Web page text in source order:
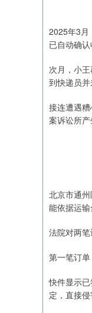
2025年3月
已自动确
次月，小
到快递员并
接连遭遇
案诉讼所产
北京市通
能依据运
法院对两笔
第一笔订单
快件显示
定，直接